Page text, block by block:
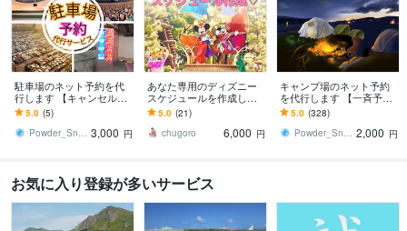
駐車場のネット予約を代
行します 【キャンセル待
ちプラン】２４時間常に
空き状態をチェックしま
す
5.0 (5)
Powder_Snow 3,000 円
あなた専用のディズニー
スケジュールを作成しま
す ディズニーをもっと快
適に、もっと楽しく！最
適なプランをご提案
5.0 (21)
chugoro
6,000 円
キャンプ場のネット予約
を代行します 【一斉予約
プラン】予約受付スター
ト時刻ピッタリに予約し
ます
5.0 (328)
Powder_Snow 2,000 円
お気に入り登録が多いサービス